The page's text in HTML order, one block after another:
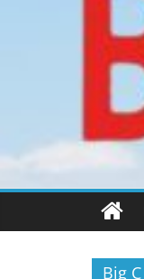
ด้าน
Big C